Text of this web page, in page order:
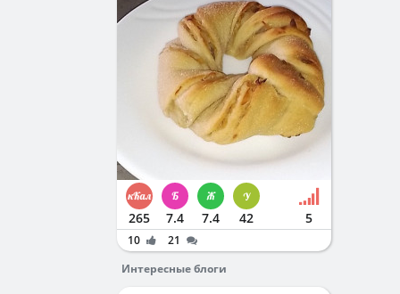
265 7.4 7.4 42 5
10
21
Интересные блоги